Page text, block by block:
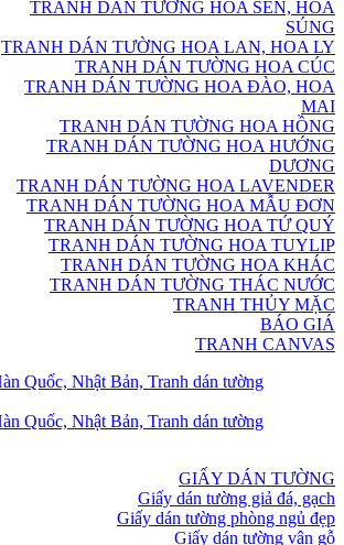
TRANH DÁN TƯỜNG HOA SEN, HOA
SÚNG
TRANH DÁN TƯỜNG HOA LAN, HOA LY
TRANH DÁN TƯỜNG HOA CÚC
TRANH DÁN TƯỜNG HOA ĐÀO, HOA
MAI
TRANH DÁN TƯỜNG HOA HỒNG
TRANH DÁN TƯỜNG HOA HƯỚNG
DƯƠNG
TRANH DÁN TƯỜNG HOA LAVENDER
TRANH DÁN TƯỜNG HOA MẪU ĐƠN
TRANH DÁN TƯỜNG HOA TỨ QUÝ
TRANH DÁN TƯỜNG HOA TUYLIP
TRANH DÁN TƯỜNG HOA KHÁC
TRANH DÁN TƯỜNG THÁC NƯỚC
TRANH THỦY MẶC
BÁO GIÁ
TRANH CANVAS
GIẤY DÁN TƯỜNG
Giấy dán tường giả đá, gạch
Giấy dán tường phòng ngủ đẹp
Giấy dán tường vân gỗ